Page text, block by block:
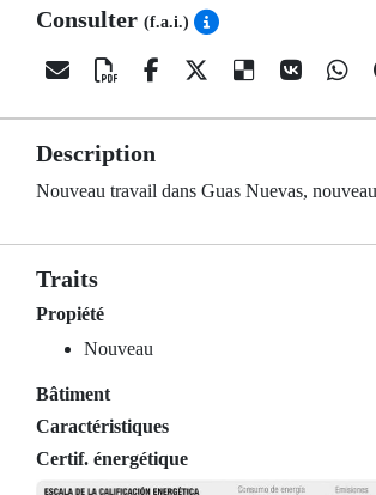
Consulter (f.a.i.)
Description
Nouveau travail dans Guas Nuevas, nouveau
Traits
Propiété
Nouveau
Bâtiment
Caractéristiques
Certif. énergétique